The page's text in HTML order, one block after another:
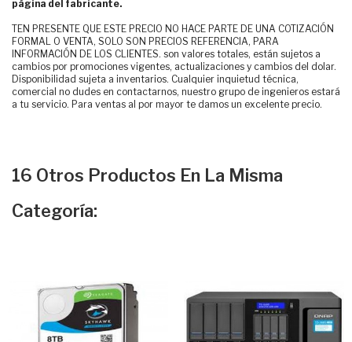
página del fabricante.
TEN PRESENTE QUE ESTE PRECIO NO HACE PARTE DE UNA COTIZACIÓN
FORMAL O VENTA, SOLO SON PRECIOS REFERENCIA, PARA
INFORMACIÓN DE LOS CLIENTES. son valores totales, están sujetos a
cambios por promociones vigentes, actualizaciones y cambios del dolar.
Disponibilidad sujeta a inventarios. Cualquier inquietud técnica,
comercial no dudes en contactarnos, nuestro grupo de ingenieros estará
a tu servicio. Para ventas al por mayor te damos un excelente precio.
16 Otros Productos En La Misma
Categoría: